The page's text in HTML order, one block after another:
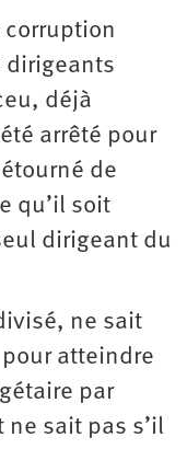
corruption
dirigeants
déjà
arrêté pour
de
qu’il soit
dirigeant du
ne sait
atteindre
par
sait pas s’il